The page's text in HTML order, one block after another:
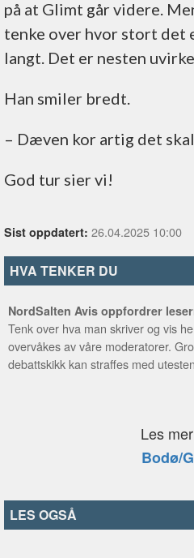
på at Glimt går videre.
tenke over hvor stort det
langt. Det er nesten
Han smiler bredt.
– Dæven kor artig det
God tur sier vi!
Sist oppdatert: 26.04.2025 10:00
HVA TENKER DU
NordSalten Avis oppfordrer
Tenk over hva man skriver og vis
overvåkes av våre moderatorer.
debattskikk kan straffes med
Les
Bodø/
LES OGSÅ